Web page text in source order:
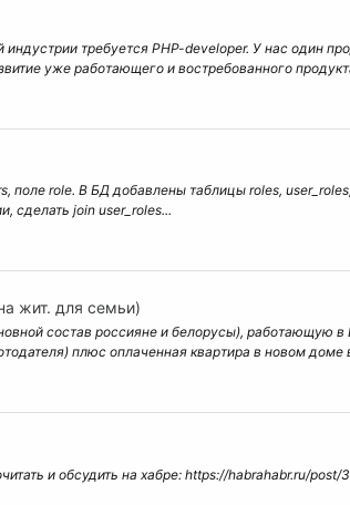
требуется PHP-developer. У нас один
уже работающего и востребованного
role. В БД добавлены таблицы roles,
сделать join user_roles...
жит. для семьи)
состав россияне и белорусы), работающую в
плюс оплаченная квартира в новом доме
и обсудить на хабре: https://habrahabr.ru/post/